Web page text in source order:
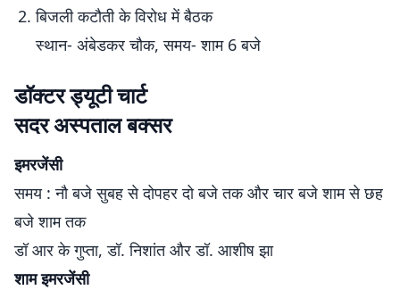
बिजली कटौती के विरोध में बैठक
स्थान- अंबेडकर चौक, समय- शाम 6 बजे
डॉक्टर ड्यूटी चार्ट
सदर अस्पताल बक्सर
इमरजेंसी
समय : नौ बजे सुबह से दोपहर दो बजे तक और चार बजे शाम से छह
बजे शाम तक
डॉ आर के गुप्ता, डॉ. निशांत और डॉ. आशीष झा
शाम इमरजेंसी